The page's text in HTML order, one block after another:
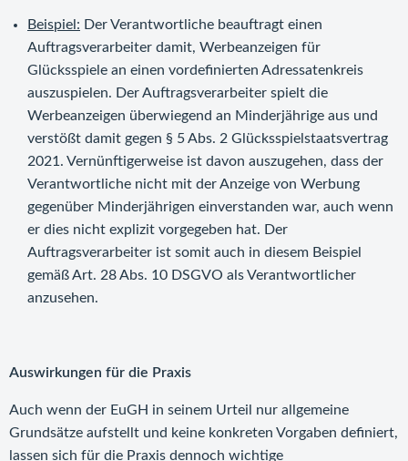
Beispiel: Der Verantwortliche beauftragt einen
Auftragsverarbeiter damit, Werbeanzeigen für
Glücksspiele an einen vordefinierten Adressatenkreis
auszuspielen. Der Auftragsverarbeiter spielt die
Werbeanzeigen überwiegend an Minderjährige aus und
verstößt damit gegen § 5 Abs. 2 Glücksspielstaatsvertrag
2021. Vernünftigerweise ist davon auszugehen, dass der
Verantwortliche nicht mit der Anzeige von Werbung
gegenüber Minderjährigen einverstanden war, auch wenn
er dies nicht explizit vorgegeben hat. Der
Auftragsverarbeiter ist somit auch in diesem Beispiel
gemäß Art. 28 Abs. 10 DSGVO als Verantwortlicher
anzusehen.
Auswirkungen für die Praxis
Auch wenn der EuGH in seinem Urteil nur allgemeine
Grundsätze aufstellt und keine konkreten Vorgaben definiert,
lassen sich für die Praxis dennoch wichtige